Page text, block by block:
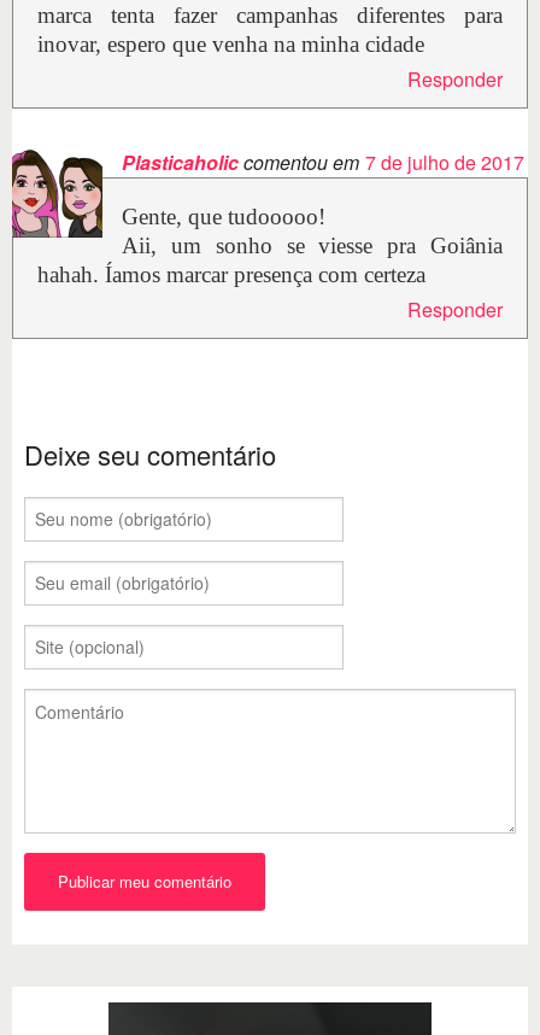
marca tenta fazer campanhas diferentes para
inovar, espero que venha na minha cidade
Responder
Plasticaholiccomentou em 7 de julho de 2017
Gente, que tudooooo!
Aii, um sonho se viesse pra Goiânia
hahah. Íamos marcar presença com certeza
Responder
Deixe seu comentário